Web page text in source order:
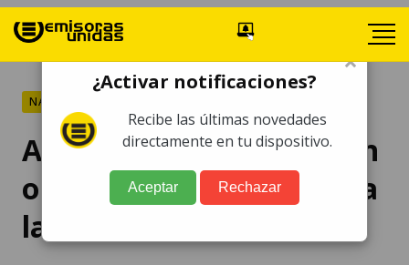
NACIONALES
Al menos 50 detenidos en
operativo "batalla contra
las extorsiones"
×
¿Activar notificaciones?
Recibe las últimas novedades
directamente en tu dispositivo.
Aceptar Rechazar